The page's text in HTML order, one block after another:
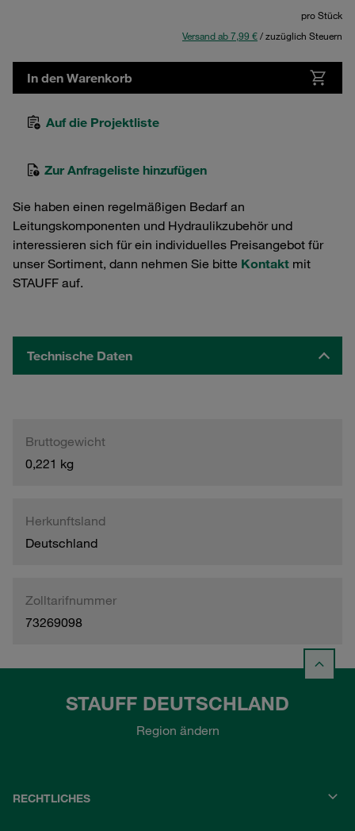
pro Stück
Versand ab 7,99 €/ zuzüglich Steuern
In den Warenkorb
Auf die Projektliste
Zur Anfrageliste hinzufügen
Sie haben einen regelmäßigen Bedarf an
Leitungskomponenten und Hydraulikzubehör und
interessieren sich für ein individuelles Preisangebot für
unser Sortiment, dann nehmen Sie bitte Kontakt mit
STAUFF auf.
Technische Daten
Bruttogewicht
0,221 kg
Herkunftsland
Deutschland
Zolltarifnummer
73269098
STAUFF DEUTSCHLAND
Region ändern
RECHTLICHES